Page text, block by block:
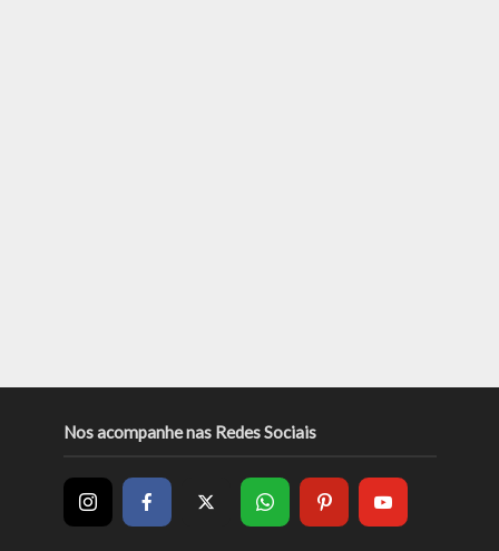
Nos acompanhe nas Redes Sociais